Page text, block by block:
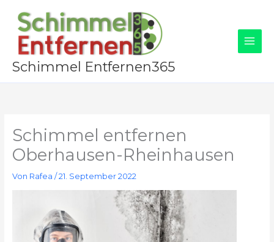
Inhalt
springen
Schimmel Entfernen365
Schimmel entfernen
Oberhausen-Rheinhausen
Von Rafea /21. September 2022